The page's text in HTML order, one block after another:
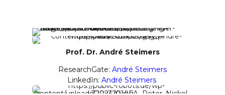
Prof. Dr. André Steimers
ResearchGate: André Steimers
LinkedIn: André Steimers